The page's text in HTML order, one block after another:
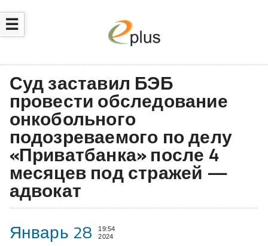
☰
Суд заставил БЭБ
провести обследование
онкобольного
подозреваемого по делу
«Приватбанка» после 4
месяцев под стражей —
адвокат
Январь 28
19:54
2024